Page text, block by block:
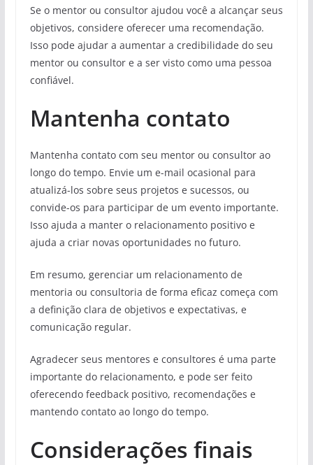
Se o mentor ou consultor ajudou você a alcançar seus
objetivos, considere oferecer uma recomendação.
Isso pode ajudar a aumentar a credibilidade do seu
mentor ou consultor e a ser visto como uma pessoa
confiável.
Mantenha contato
Mantenha contato com seu mentor ou consultor ao
longo do tempo. Envie um e-mail ocasional para
atualizá-los sobre seus projetos e sucessos, ou
convide-os para participar de um evento importante.
Isso ajuda a manter o relacionamento positivo e
ajuda a criar novas oportunidades no futuro.
Em resumo, gerenciar um relacionamento de
mentoria ou consultoria de forma eficaz começa com
a definição clara de objetivos e expectativas, e
comunicação regular.
Agradecer seus mentores e consultores é uma parte
importante do relacionamento, e pode ser feito
oferecendo feedback positivo, recomendações e
mantendo contato ao longo do tempo.
Considerações finais